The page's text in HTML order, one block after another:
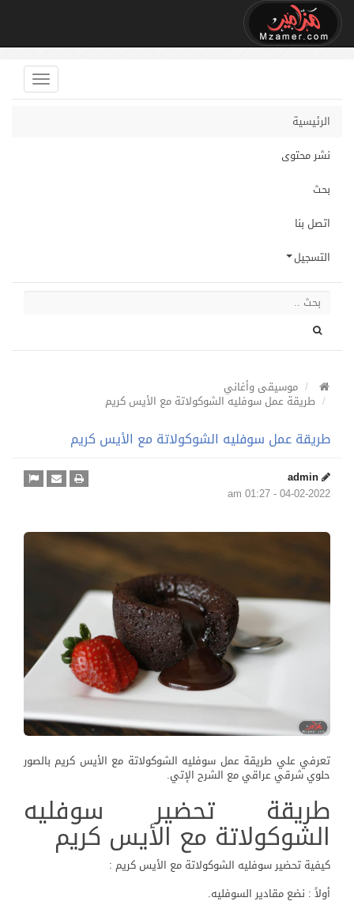
الرئيسية
نشر محتوى
بحث
اتصل بنا
التسجيل
موسيقى وأغاني
طريقة عمل سوفليه الشوكولاتة مع الأيس كريم
طريقة عمل سوفليه الشوكولاتة مع الأيس كريم
admin
04-02-2022 - 01:27 am
تعرفي علي طريقة عمل سوفليه الشوكولاتة مع الأيس كريم بالصور
حلوي شرقي عراقي مع الشرح الإتي.
طريقة تحضير سوفليه
الشوكولاتة مع الأيس كريم
كيفية تحضير سوفليه الشوكولاتة مع الأيس كريم :
أولاً : نضع مقادير السوفليه.